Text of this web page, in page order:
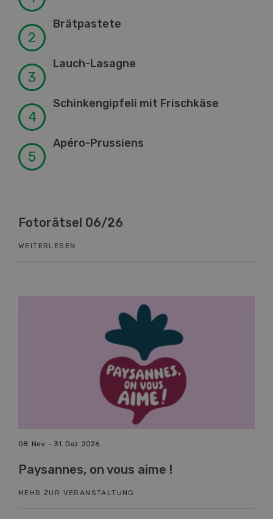
Brätpastete
Lauch-Lasagne
Schinkengipfeli mit Frischkäse
Apéro-Prussiens
Fotorätsel 06/26
WEITERLESEN
08. Nov. - 31. Dez. 2026
Paysannes, on vous aime !
MEHR ZUR VERANSTALTUNG